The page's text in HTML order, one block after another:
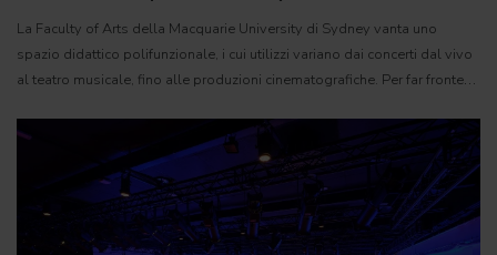
La Faculty of Arts della Macquarie University di Sydney vanta uno
spazio didattico polifunzionale, i cui utilizzi variano dai concerti dal vivo
al teatro musicale, fino alle produzioni cinematografiche. Per far fronte